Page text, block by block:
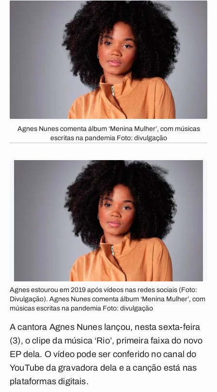
Agnes Nunes comenta álbum ‘Menina Mulher’, com músicas
escritas na pandemia Foto: divulgação
Agnes estourou em 2019 após vídeos nas redes sociais (Foto:
Divulgação). Agnes Nunes comenta álbum ‘Menina Mulher’, com
músicas escritas na pandemia Foto: divulgação
A cantora Agnes Nunes lançou, nesta sexta-feira
(3), o clipe da música ‘Rio’, primeira faixa do novo
EP dela. O vídeo pode ser conferido no canal do
YouTube da gravadora dela e a canção está nas
plataformas digitais.